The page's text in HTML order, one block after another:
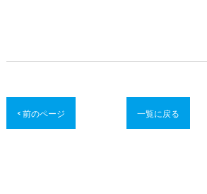
< 前のページ 一覧に戻る